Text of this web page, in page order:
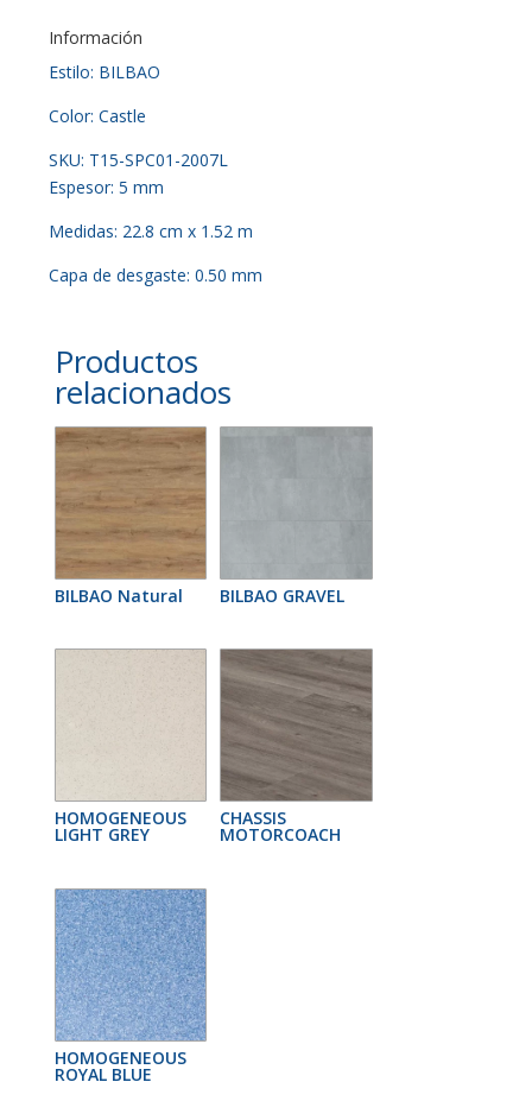
Información
Estilo: BILBAO
Color: Castle
SKU: T15-SPC01-2007L
Espesor: 5 mm
Medidas: 22.8 cm x 1.52 m
Capa de desgaste: 0.50 mm
Productos
relacionados
BILBAO Natural BILBAO GRAVEL
HOMOGENEOUS
LIGHT GREY
CHASSIS
MOTORCOACH
HOMOGENEOUS
ROYAL BLUE